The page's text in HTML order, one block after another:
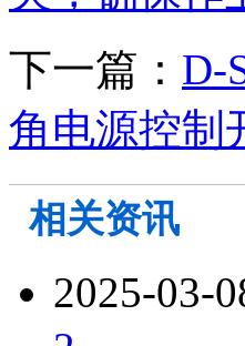
下一篇： D-
角电源控制
相关资讯
2025-03-